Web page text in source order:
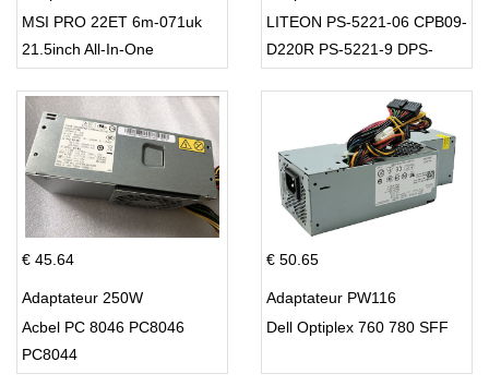
MSI PRO 22ET 6m-071uk
21.5inch All-In-One
LITEON PS-5221-06 CPB09-
D220R PS-5221-9 DPS-
€ 45.64
Adaptateur 250W
Acbel PC 8046 PC8046
PC8044
€ 50.65
Adaptateur PW116
Dell Optiplex 760 780 SFF